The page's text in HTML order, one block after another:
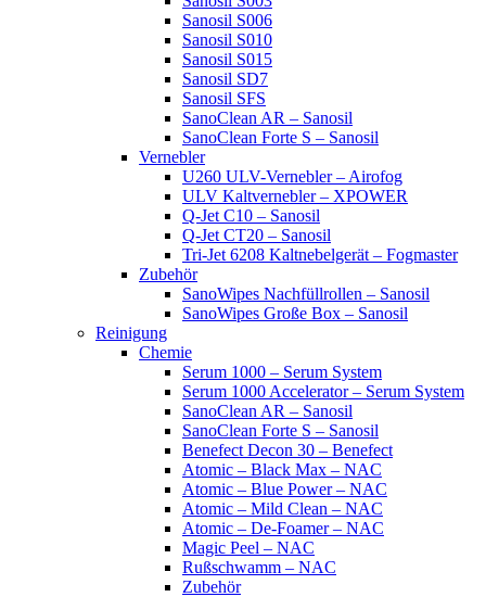
Sanosil S006
Sanosil S010
Sanosil S015
Sanosil SD7
Sanosil SFS
SanoClean AR – Sanosil
SanoClean Forte S – Sanosil
Vernebler
U260 ULV-Vernebler – Airofog
ULV Kaltvernebler – XPOWER
Q-Jet C10 – Sanosil
Q-Jet CT20 – Sanosil
Tri-Jet 6208 Kaltnebelgerät – Fogmaster
Zubehör
SanoWipes Nachfüllrollen – Sanosil
SanoWipes Große Box – Sanosil
Reinigung
Chemie
Serum 1000 – Serum System
Serum 1000 Accelerator – Serum System
SanoClean AR – Sanosil
SanoClean Forte S – Sanosil
Benefect Decon 30 – Benefect
Atomic – Black Max – NAC
Atomic – Blue Power – NAC
Atomic – Mild Clean – NAC
Atomic – De-Foamer – NAC
Magic Peel – NAC
Rußschwamm – NAC
Zubehör